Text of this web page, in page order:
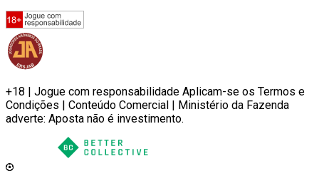
+18 | Jogue com responsabilidade Aplicam-se os Termos e
Condições | Conteúdo Comercial | Ministério da Fazenda
adverte: Aposta não é investimento.